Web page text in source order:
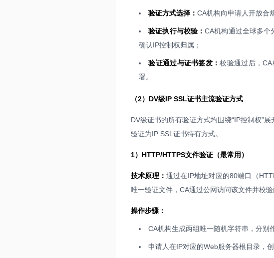
验证方式选择： CA机构向申请人开放合
验证执行与校验：CA机构通过全球多个
确认IP控制权归属；
验证通过与证书签发：校验通过后，
署。
（2）DV级IP SSL证书主流验证方式
DV级证书的所有验证方式均围绕“IP控制权”
验证为IP SSL证书特有方式。
1）HTTP/HTTPS文件验证（最常用）
技术原理：通过在IP地址对应的80端口（
唯一验证文件，CA通过公网访问该文件并校
操作步骤：
CA机构生成两组唯一随机字符串，分别
申请人在IP对应的Web服务器根目录，